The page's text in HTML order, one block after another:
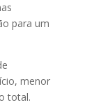
para um
menor
total.